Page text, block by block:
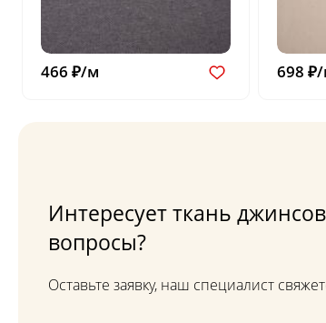
466 ₽/м 698
Интересует ткань
вопросы?
Оставьте заявку, наш специалист